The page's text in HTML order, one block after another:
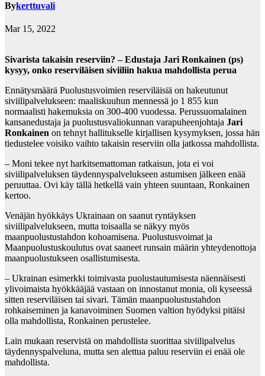
Bykerttuvali
Mar 15, 2022
Sivarista takaisin reserviin? – Edustaja Jari Ronkainen (ps)
kysyy, onko reserviläisen siviiliin hakua mahdollista perua
Ennätysmäärä Puolustusvoimien reserviläisiä on hakeutunut
siviilipalvelukseen: maaliskuuhun mennessä jo 1 855 kun
normaalisti hakemuksia on 300-400 vuodessa. Perussuomalainen
kansanedustaja ja puolustusvaliokunnan varapuheenjohtaja Jari
Ronkainen on tehnyt hallitukselle kirjallisen kysymyksen, jossa hän
tiedustelee voisiko vaihto takaisin reserviin olla jatkossa mahdollista.
– Moni tekee nyt harkitsemattoman ratkaisun, jota ei voi
siviilipalveluksen täydennyspalvelukseen astumisen jälkeen enää
peruuttaa. Ovi käy tällä hetkellä vain yhteen suuntaan, Ronkainen
kertoo.
Venäjän hyökkäys Ukrainaan on saanut ryntäyksen
siviilipalvelukseen, mutta toisaalla se näkyy myös
maanpuolustustahdon kohoamisena. Puolustusvoimat ja
Maanpuolustuskoulutus ovat saaneet runsain määrin yhteydenottoja
maanpuolustukseen osallistumisesta.
– Ukrainan esimerkki toimivasta puolustautumisesta näennäisesti
ylivoimaista hyökkääjää vastaan on innostanut monia, oli kyseessä
sitten reserviläisen tai sivari. Tämän maanpuolustustahdon
rohkaiseminen ja kanavoiminen Suomen valtion hyödyksi pitäisi
olla mahdollista, Ronkainen perustelee.
Lain mukaan reservistä on mahdollista suorittaa siviilipalvelus
täydennyspalveluna, mutta sen alettua paluu reserviin ei enää ole
mahdollista.